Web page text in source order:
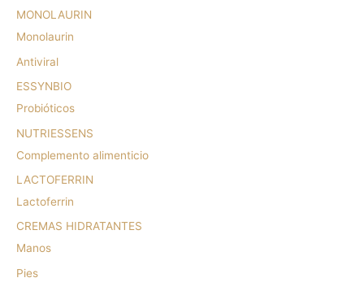
MONOLAURIN
Monolaurin
Antiviral
ESSYNBIO
Probióticos
NUTRIESSENS
Complemento alimenticio
LACTOFERRIN
Lactoferrin
CREMAS HIDRATANTES
Manos
Pies